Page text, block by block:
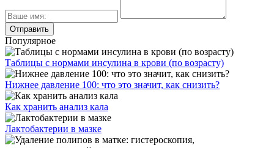
Популярное
Таблицы с нормами инсулина в крови (по возрасту)
Нижнее давление 100: что это значит, как снизить?
Как хранить анализ кала
Лактобактерии в мазке